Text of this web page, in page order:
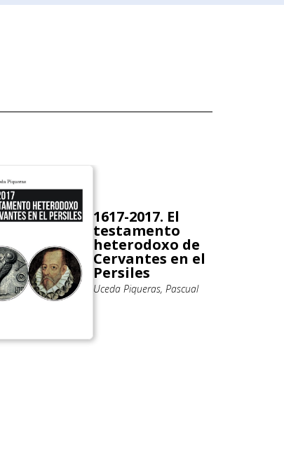
1617-2017. El
testamento
heterodoxo de
Cervantes en el
Persiles
Uceda Piqueras, Pascual